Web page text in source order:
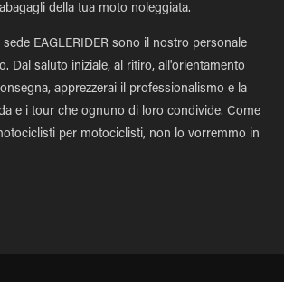
della tua moto noleggiata.
EAGLERIDER sono il nostro personale
Dal saluto iniziale, al ritiro, all'orientamento
apprezzerai il professionalismo e la
e i tour che ognuno di loro condivide. Come
per motociclisti, non lo vorremmo in